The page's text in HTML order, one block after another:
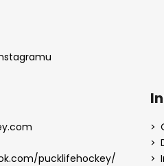
pucklifehockey/